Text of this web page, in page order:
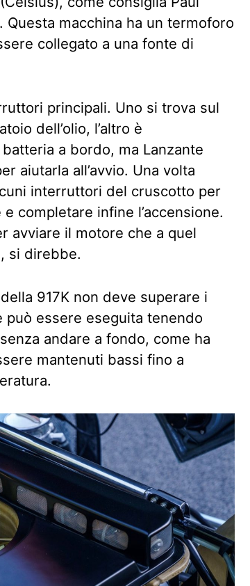
Questa macchina ha un termoforo
collegato a una fonte di
principali. Uno si trova sul
dell’olio, l’altro è
batteria a bordo, ma Lanzante
aiutarla all’avvio. Una volta
interruttori del cruscotto per
completare infine l’accensione.
avviare il motore che a quel
si direbbe.
917K non deve superare i
essere eseguita tenendo
andare a fondo, come ha
mantenuti bassi fino a